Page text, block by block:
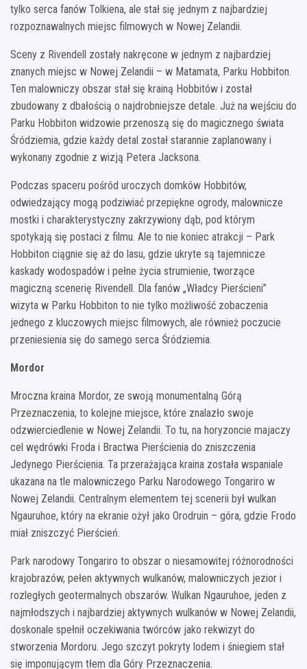
tylko serca fanów Tolkiena, ale stał się jednym z najbardziej
rozpoznawalnych miejsc filmowych w Nowej Zelandii.
Sceny z Rivendell zostały nakręcone w jednym z najbardziej
znanych miejsc w Nowej Zelandii – w Matamata, Parku Hobbiton.
Ten malowniczy obszar stał się krainą Hobbitów i został
zbudowany z dbałością o najdrobniejsze detale. Już na wejściu do
Parku Hobbiton widzowie przenoszą się do magicznego świata
Śródziemia, gdzie każdy detal został starannie zaplanowany i
wykonany zgodnie z wizją Petera Jacksona.
Podczas spaceru pośród uroczych domków Hobbitów,
odwiedzający mogą podziwiać przepiękne ogrody, malownicze
mostki i charakterystyczny zakrzywiony dąb, pod którym
spotykają się postaci z filmu. Ale to nie koniec atrakcji – Park
Hobbiton ciągnie się aż do lasu, gdzie ukryte są tajemnicze
kaskady wodospadów i pełne życia strumienie, tworzące
magiczną scenerię Rivendell. Dla fanów „Władcy Pierścieni”
wizyta w Parku Hobbiton to nie tylko możliwość zobaczenia
jednego z kluczowych miejsc filmowych, ale również poczucie
przeniesienia się do samego serca Śródziemia.
Mordor
Mroczna kraina Mordor, ze swoją monumentalną Górą
Przeznaczenia, to kolejne miejsce, które znalazło swoje
odzwierciedlenie w Nowej Zelandii. To tu, na horyzoncie majaczy
cel wędrówki Froda i Bractwa Pierścienia do zniszczenia
Jedynego Pierścienia. Ta przerażająca kraina została wspaniale
ukazana na tle malowniczego Parku Narodowego Tongariro w
Nowej Zelandii. Centralnym elementem tej scenerii był wulkan
Ngauruhoe, który na ekranie ożył jako Orodruin – góra, gdzie Frodo
miał zniszczyć Pierścień.
Park narodowy Tongariro to obszar o niesamowitej różnorodności
krajobrazów, pełen aktywnych wulkanów, malowniczych jezior i
rozległych geotermalnych obszarów. Wulkan Ngauruhoe, jeden z
najmłodszych i najbardziej aktywnych wulkanów w Nowej Zelandii,
doskonale spełnił oczekiwania twórców jako rekwizyt do
stworzenia Mordoru. Jego szczyt pokryty lodem i śniegiem stał
się imponującym tłem dla Góry Przeznaczenia.